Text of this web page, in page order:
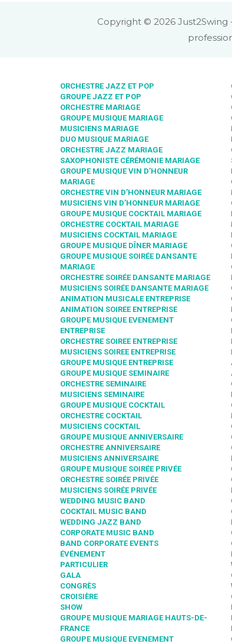
Copyright © 2026
ORCHESTRE JAZZ ET POP
GROUPE JAZZ ET POP
ORCHESTRE MARIAGE
GROUPE MUSIQUE MARIAGE
MUSICIENS MARIAGE
DUO MUSIQUE MARIAGE
ORCHESTRE JAZZ MARIAGE
SAXOPHONISTE CÉRÉMONIE MARIAGE
GROUPE MUSIQUE VIN D’HONNEUR
MARIAGE
ORCHESTRE VIN D’HONNEUR MARIAGE
MUSICIENS VIN D’HONNEUR MARIAGE
GROUPE MUSIQUE COCKTAIL MARIAGE
ORCHESTRE COCKTAIL MARIAGE
MUSICIENS COCKTAIL MARIAGE
GROUPE MUSIQUE DÎNER MARIAGE
GROUPE MUSIQUE SOIRÉE DANSANTE
MARIAGE
ORCHESTRE SOIRÉE DANSANTE MARIAGE
MUSICIENS SOIRÉE DANSANTE MARIAGE
ANIMATION MUSICALE ENTREPRISE
ANIMATION SOIREE ENTREPRISE
GROUPE MUSIQUE EVENEMENT
ENTREPRISE
ORCHESTRE SOIREE ENTREPRISE
MUSICIENS SOIREE ENTREPRISE
GROUPE MUSIQUE ENTREPRISE
GROUPE MUSIQUE SEMINAIRE
ORCHESTRE SEMINAIRE
MUSICIENS SEMINAIRE
GROUPE MUSIQUE COCKTAIL
ORCHESTRE COCKTAIL
MUSICIENS COCKTAIL
GROUPE MUSIQUE ANNIVERSAIRE
ORCHESTRE ANNIVERSAIRE
MUSICIENS ANNIVERSAIRE
GROUPE MUSIQUE SOIRÉE PRIVÉE
ORCHESTRE SOIRÉE PRIVÉE
MUSICIENS SOIRÉE PRIVÉE
WEDDING MUSIC BAND
COCKTAIL MUSIC BAND
WEDDING JAZZ BAND
CORPORATE MUSIC BAND
BAND CORPORATE EVENTS
ÉVÉNEMENT
PARTICULIER
GALA
CONGRÈS
CROISIÈRE
SHOW
GROUPE MUSIQUE MARIAGE HAUTS-DE-
FRANCE
GROUPE MUSIQUE EVENEMENT